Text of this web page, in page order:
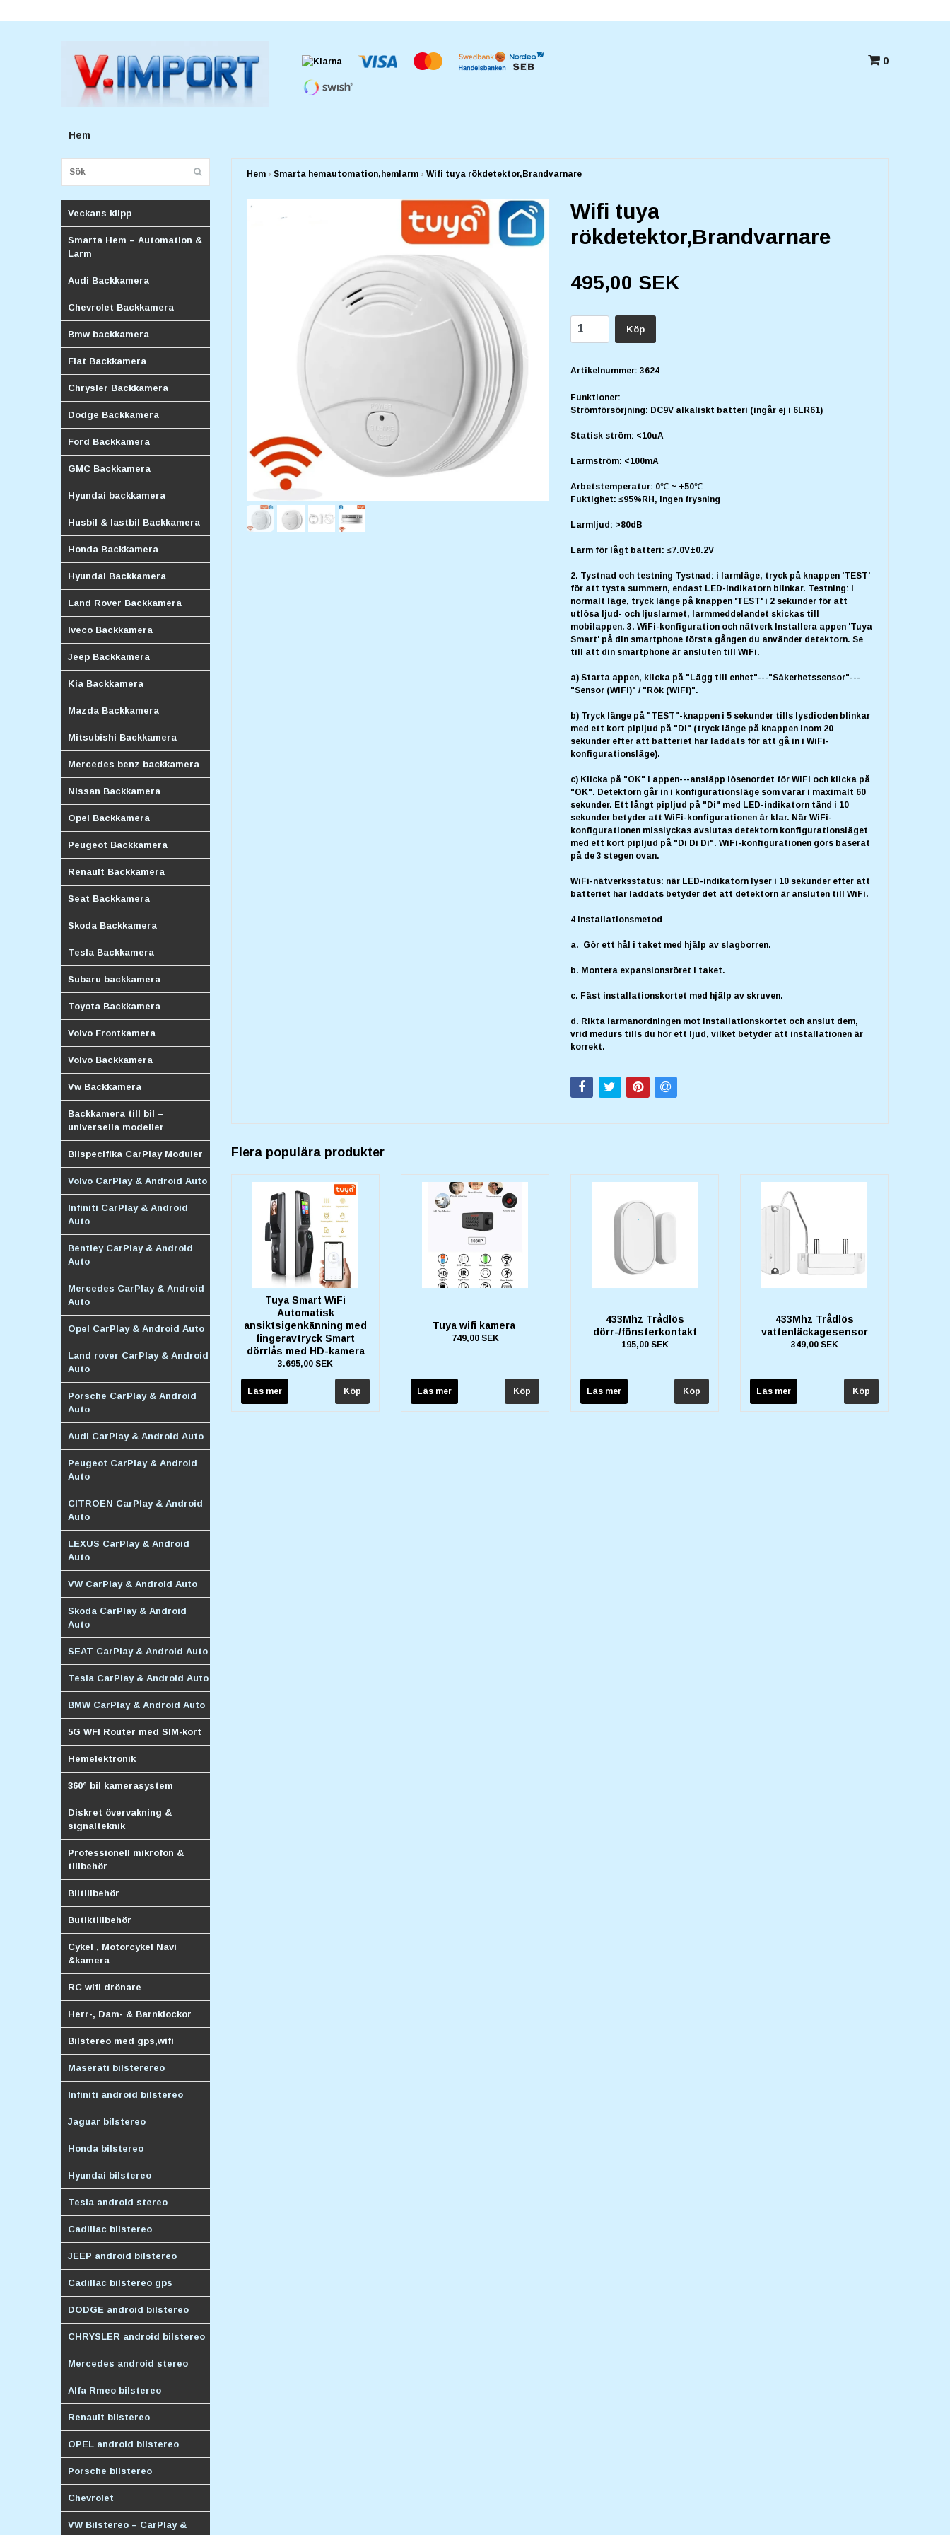
0
Hem
Veckans klipp
Smarta Hem – Automation &
Larm
Audi Backkamera
Chevrolet Backkamera
Bmw backkamera
Fiat Backkamera
Chrysler Backkamera
Dodge Backkamera
Ford Backkamera
GMC Backkamera
Hyundai backkamera
Husbil & lastbil Backkamera
Honda Backkamera
Hyundai Backkamera
Land Rover Backkamera
Iveco Backkamera
Jeep Backkamera
Kia Backkamera
Mazda Backkamera
Mitsubishi Backkamera
Mercedes benz backkamera
Nissan Backkamera
Opel Backkamera
Peugeot Backkamera
Renault Backkamera
Seat Backkamera
Skoda Backkamera
Tesla Backkamera
Subaru backkamera
Toyota Backkamera
Volvo Frontkamera
Volvo Backkamera
Vw Backkamera
Backkamera till bil –
universella modeller
Bilspecifika CarPlay Moduler
Volvo CarPlay & Android Auto
Infiniti CarPlay & Android
Auto
Bentley CarPlay & Android
Auto
Mercedes CarPlay & Android
Auto
Opel CarPlay & Android Auto
Land rover CarPlay & Android
Auto
Porsche CarPlay & Android
Auto
Audi CarPlay & Android Auto
Peugeot CarPlay & Android
Auto
CITROEN CarPlay & Android
Auto
LEXUS CarPlay & Android
Auto
VW CarPlay & Android Auto
Skoda CarPlay & Android
Auto
SEAT CarPlay & Android Auto
Tesla CarPlay & Android Auto
BMW CarPlay & Android Auto
5G WFI Router med SIM-kort
Hemelektronik
360° bil kamerasystem
Diskret övervakning &
signalteknik
Professionell mikrofon &
tillbehör
Biltillbehör
Butiktillbehör
Cykel , Motorcykel Navi
&kamera
RC wifi drönare
Herr-, Dam- & Barnklockor
Bilstereo med gps,wifi
Maserati bilsterereo
Infiniti android bilstereo
Jaguar bilstereo
Honda bilstereo
Hyundai bilstereo
Tesla android stereo
Cadillac bilstereo
JEEP android bilstereo
Cadillac bilstereo gps
DODGE android bilstereo
CHRYSLER android bilstereo
Mercedes android stereo
Alfa Rmeo bilstereo
Renault bilstereo
OPEL android bilstereo
Porsche bilstereo
Chevrolet
VW Bilstereo – CarPlay &
Hem › Smarta hemautomation,hemlarm › Wifi tuya rökdetektor,Brandvarnare
Wifi tuya
rökdetektor,Brandvarnare
495,00 SEK
Köp
Artikelnummer: 3624
Funktioner:
Strömförsörjning: DC9V alkaliskt batteri (ingår ej i 6LR61)
Statisk ström: <10uA
Larmström: <100mA
Arbetstemperatur: 0℃ ~ +50℃
Fuktighet: ≤95%RH, ingen frysning
Larmljud: >80dB
Larm för lågt batteri: ≤7.0V±0.2V
2. Tystnad och testning Tystnad: i larmläge, tryck på knappen 'TEST'
för att tysta summern, endast LED-indikatorn blinkar. Testning: i
normalt läge, tryck länge på knappen 'TEST' i 2 sekunder för att
utlösa ljud- och ljuslarmet, larmmeddelandet skickas till
mobilappen. 3. WiFi-konfiguration och nätverk Installera appen 'Tuya
Smart' på din smartphone första gången du använder detektorn. Se
till att din smartphone är ansluten till WiFi.
a) Starta appen, klicka på "Lägg till enhet"---"Säkerhetssensor"---
"Sensor (WiFi)" / "Rök (WiFi)".
b) Tryck länge på "TEST"-knappen i 5 sekunder tills lysdioden blinkar
med ett kort pipljud på "Di" (tryck länge på knappen inom 20
sekunder efter att batteriet har laddats för att gå in i WiFi-
konfigurationsläge).
c) Klicka på "OK" i appen---ansläpp lösenordet för WiFi och klicka på
"OK". Detektorn går in i konfigurationsläge som varar i maximalt 60
sekunder. Ett långt pipljud på "Di" med LED-indikatorn tänd i 10
sekunder betyder att WiFi-konfigurationen är klar. När WiFi-
konfigurationen misslyckas avslutas detektorn konfigurationsläget
med ett kort pipljud på "Di Di Di". WiFi-konfigurationen görs baserat
på de 3 stegen ovan.
WiFi-nätverksstatus: när LED-indikatorn lyser i 10 sekunder efter att
batteriet har laddats betyder det att detektorn är ansluten till WiFi.
4 Installationsmetod
a. Gör ett hål i taket med hjälp av slagborren.
b. Montera expansionsröret i taket.
c. Fäst installationskortet med hjälp av skruven.
d. Rikta larmanordningen mot installationskortet och anslut dem,
vrid medurs tills du hör ett ljud, vilket betyder att installationen är
korrekt.
Flera populära produkter
Tuya Smart WiFi
Automatisk
ansiktsigenkänning med
fingeravtryck Smart
dörrlås med HD-kamera
3.695,00 SEK
Läs mer
Tuya wifi kamera
749,00 SEK
Läs mer
433Mhz Trådlös
dörr-/fönsterkontakt
195,00 SEK
Läs mer
433Mhz Trådlös
vattenläckagesensor
349,00 SEK
Läs mer